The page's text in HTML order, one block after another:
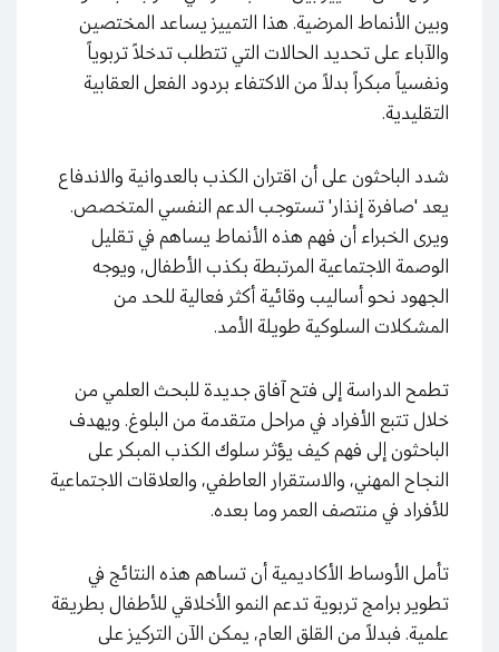
وبين الأنماط المرضية. هذا التمييز يساعد المختصين
والآباء على تحديد الحالات التي تتطلب تدخلاً تربوياً
ونفسياً مبكراً بدلاً من الاكتفاء بردود الفعل العقابية
التقليدية.
شدد الباحثون على أن اقتران الكذب بالعدوانية والاندفاع
يعد 'صافرة إنذار' تستوجب الدعم النفسي المتخصص.
ويرى الخبراء أن فهم هذه الأنماط يساهم في تقليل
الوصمة الاجتماعية المرتبطة بكذب الأطفال، ويوجه
الجهود نحو أساليب وقائية أكثر فعالية للحد من
المشكلات السلوكية طويلة الأمد.
تطمح الدراسة إلى فتح آفاق جديدة للبحث العلمي من
خلال تتبع الأفراد في مراحل متقدمة من البلوغ. ويهدف
الباحثون إلى فهم كيف يؤثر سلوك الكذب المبكر على
النجاح المهني، والاستقرار العاطفي، والعلاقات الاجتماعية
للأفراد في منتصف العمر وما بعده.
تأمل الأوساط الأكاديمية أن تساهم هذه النتائج في
تطوير برامج تربوية تدعم النمو الأخلاقي للأطفال بطريقة
علمية. فبدلاً من القلق العام، يمكن الآن التركيز على